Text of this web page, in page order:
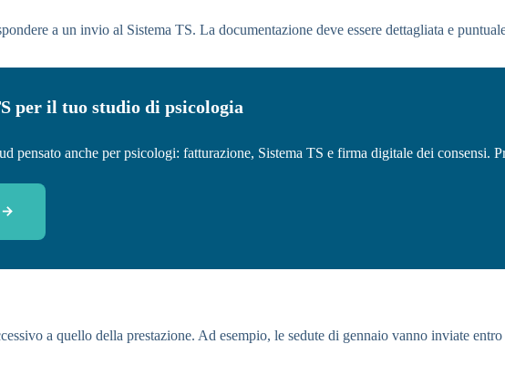
a un invio al Sistema TS. La documentazione deve essere dettagliata e
per il tuo studio di psicologia
pensato anche per psicologi: fatturazione, Sistema TS e firma digitale dei consensi.
→
a quello della prestazione. Ad esempio, le sedute di gennaio vanno inviate